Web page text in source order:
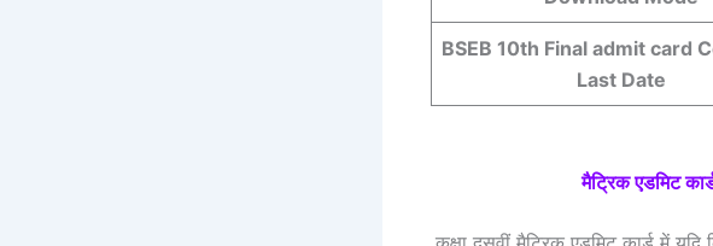
BSEB 10th Final admit card
Last Date
मैट्रिक एडमिट